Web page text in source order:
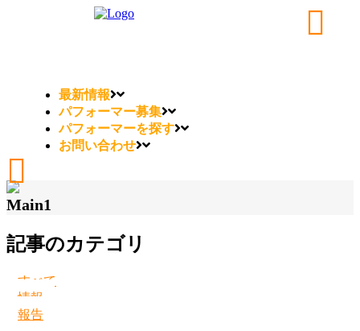
最新情報
パフォーマー募集
パフォーマーを探す
お問い合わせ
Main1
記事のカテゴリ
すべて
情報
報告